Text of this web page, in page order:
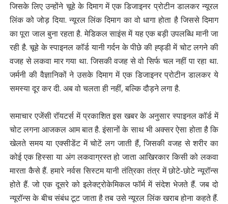
जिसके लिए उन्होंने चूहे के दिमाग में एक डिजाइनर प्रोटीन डालकर न्यूरल
लिंक को जोड़ दिया. न्यूरल लिंक दिमाग का वो धागा होता है जिससे दिमाग
का पूरा जाल बुना रहता है. मेडिकल साइंस में यह एक बड़ी उपलब्धि मानी जा
रही है. चूहे के स्पाइनल कॉर्ड यानी गर्दन के पीछे की ह्ड्डी में चोट लगने की
वजह से लकवा मार गया था. जिसकी वजह से वो सिर्फ चल नहीं पा रहा था.
जर्मनी की वैज्ञानिकों ने उसके दिमाग में एक डिजाइनर प्रोटीन डालकर ये
समस्या दूर कर दी. अब वो चलता ही नहीं, बल्कि दौड़ने लगा है.
समाचार एजेंसी रॉयटर्स में प्रकाशित इस खबर के अनुसार स्पाइनल कॉर्ड में
चोट लगना आजकल आम बात है. इंसानों के साथ भी अक्सर ऐसा होता है कि
खेलते समय या एक्सीडेंट में चोटें लग जाती हैं, जिसकी वजह से शरीर का
कोई एक हिस्सा या अंग लकवाग्रस्त हो जाता आखिरकार किसी को लकवा
मारता कैसे हैं. हमारे नर्वस सिस्टम यानी तंत्रिका तंत्र में छोटे-छोटे न्यूरॉन्स
होते हैं. जो एक दूसरे को इलेक्ट्रोकेमिकल फॉर्म में संदेश भेजते हैं. जब दो
न्यूरॉन्स के बीच संबंध टूट जाता है तब उसे न्यूरल लिंक खराब होना कहते हैं.